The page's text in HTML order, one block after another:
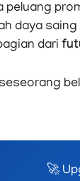
peluang
daya
dari
🚀